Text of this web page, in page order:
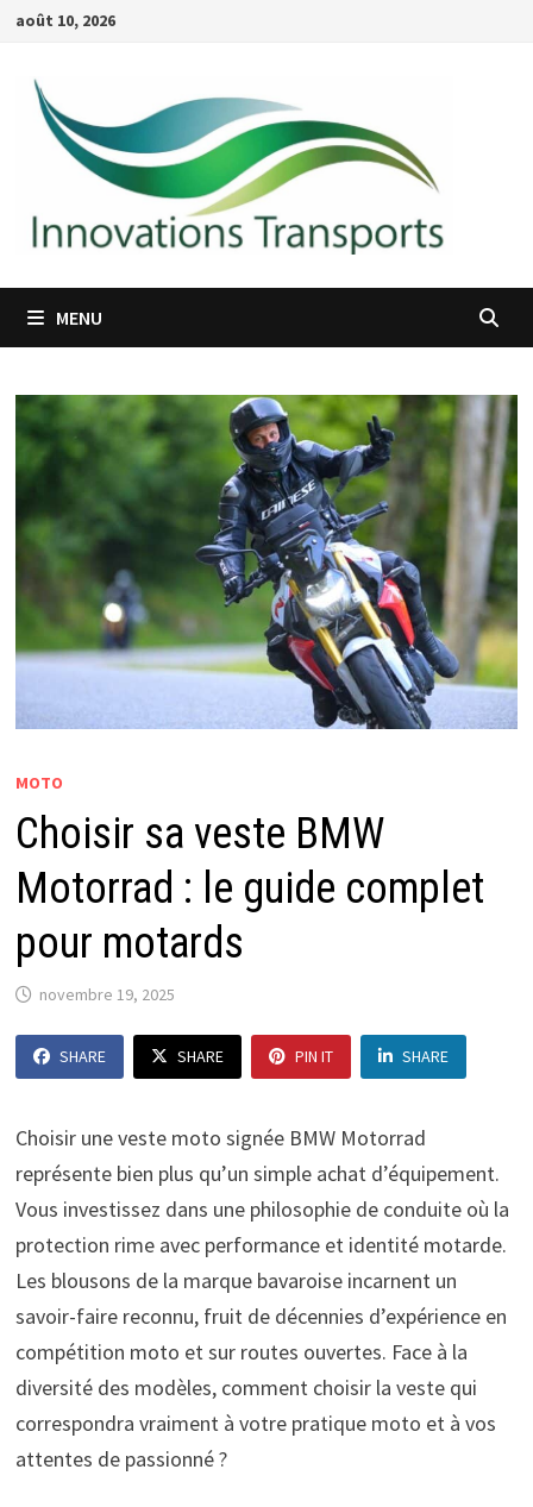
Passer
contenu
août 10, 2026
MENU
MOTO
Choisir sa veste BMW
Motorrad : le guide complet
pour motards
novembre 19, 2025
SHARE SHARE PIN IT SHARE
Choisir une veste moto signée BMW Motorrad
représente bien plus qu’un simple achat d’équipement.
Vous investissez dans une philosophie de conduite où la
protection rime avec performance et identité motarde.
Les blousons de la marque bavaroise incarnent un
savoir-faire reconnu, fruit de décennies d’expérience en
compétition moto et sur routes ouvertes. Face à la
diversité des modèles, comment choisir la veste qui
correspondra vraiment à votre pratique moto et à vos
attentes de passionné ?